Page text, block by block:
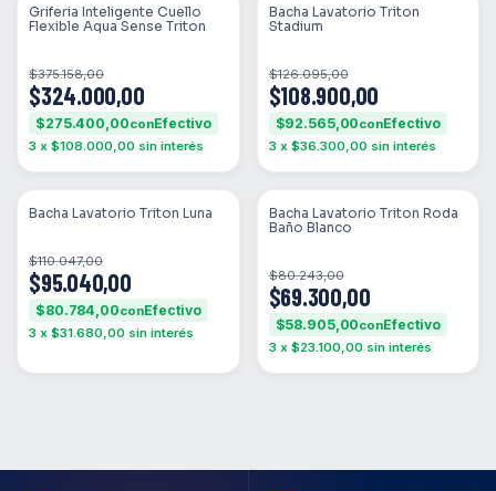
SIN STOCK
Griferia Inteligente Cuello
Flexible Aqua Sense Triton
$324.000,00
$375.158,00
$275.400,00con
3 x $108.000,00 sin interés
SIN STOCK
Bacha Lavatorio Triton
Stadium
$108.900,00
$126.095,00
$92.565,00con
3 x $36.300,00 sin interés
SIN STOCK
Bacha Lavatorio Triton Luna
$95.040,00
$110.047,00
$80.784,00con
3 x $31.680,00 sin interés
SIN STOCK
Bacha Lavatorio Triton Roda
Baño Blanco
$69.300,00
$80.243,00
$58.905,00con
3 x $23.100,00 sin interés